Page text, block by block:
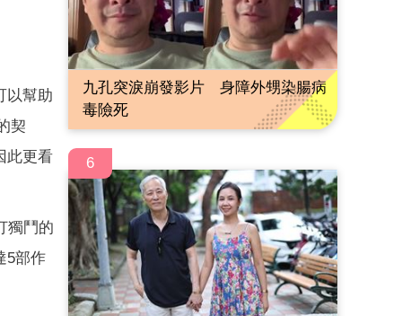
以幫助
契
此更看
獨鬥的
5部作
九孔突淚崩發影片 身障外甥染腸病
毒險死
6